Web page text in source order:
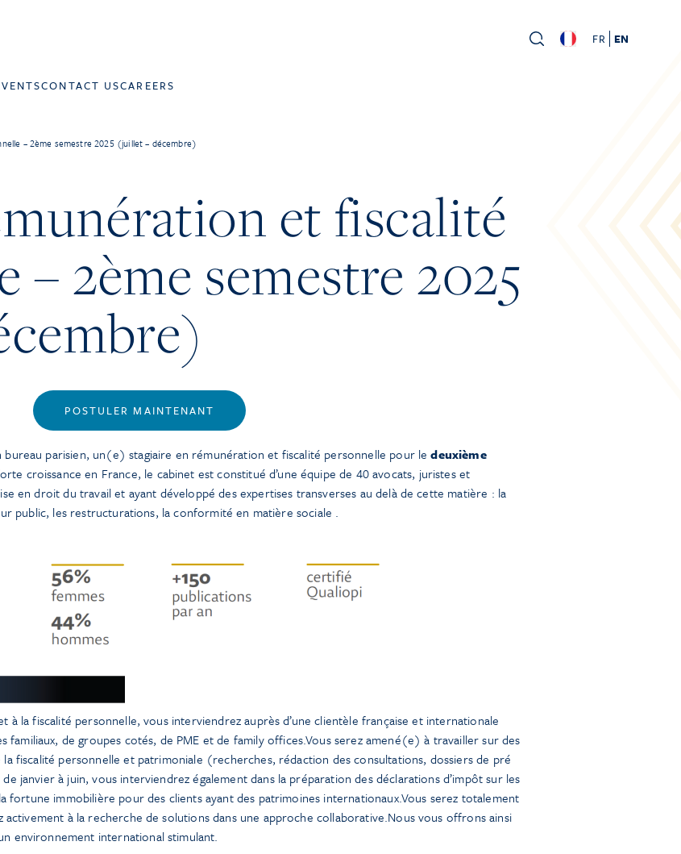
FR EN
CONTACT USCAREERS
– 2ème semestre 2025 (juillet – décembre)
et fiscalité
– 2ème semestre 2025
POSTULER MAINTENANT
parisien, un(e) stagiaire en rémunération et fiscalité personnelle pour ledeuxième
croissance en France, le cabinet est constitué d’une équipe de 40 avocats, juristes et
en droit du travail et ayant développé des expertises transverses au delà de cette matière : la
public, les restructurations, la conformité en matière sociale .
à la fiscalité personnelle, vous interviendrez auprès d’une clientèle française et internationale
familiaux, de groupes cotés, de PME et de family offices.Vous serez amené(e) à travailler sur des
la fiscalité personnelle et patrimoniale (recherches, rédaction des consultations, dossiers de pré
janvier à juin, vous interviendrez également dans la préparation des déclarations d’impôt sur les
fortune immobilière pour des clients ayant des patrimoines internationaux.Vous serez totalement
à la recherche de solutions dans une approche collaborative.Nous vous offrons ainsi
environnement international stimulant.